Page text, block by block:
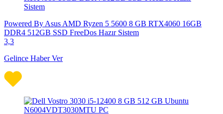
Powered By Asus AMD Ryzen 5 5600 8 GB RTX4060 16GB
DDR4 512GB SSD FreeDos Hazır Sistem
3,3
Gelince Haber Ver